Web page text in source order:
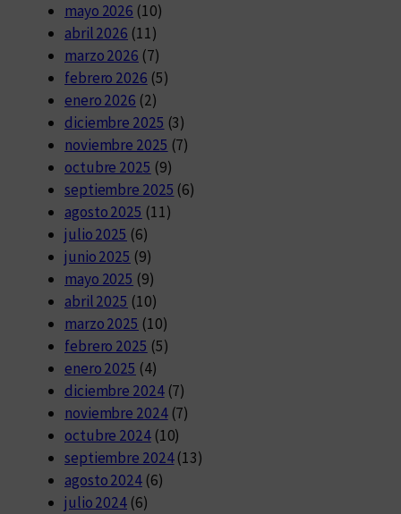
mayo 2026 (10)
abril 2026 (11)
marzo 2026 (7)
febrero 2026 (5)
enero 2026 (2)
diciembre 2025 (3)
noviembre 2025 (7)
octubre 2025 (9)
septiembre 2025 (6)
agosto 2025 (11)
julio 2025 (6)
junio 2025 (9)
mayo 2025 (9)
abril 2025 (10)
marzo 2025 (10)
febrero 2025 (5)
enero 2025 (4)
diciembre 2024(7)
noviembre 2024(7)
octubre 2024(10)
septiembre 2024(13)
agosto 2024(6)
julio 2024 (6)